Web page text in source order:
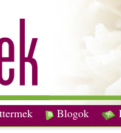
Blogok